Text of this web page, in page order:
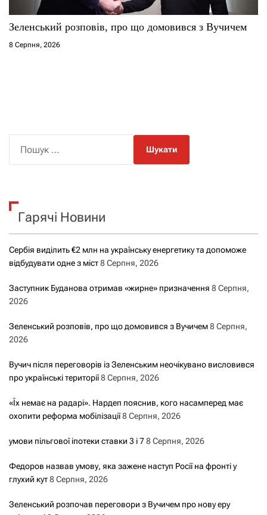
Зеленський розповів, про що домовився з Вучичем
8 Серпня, 2026
к
Гарячі Новини
Сербія виділить €2 млн на українську енергетику та допоможе
відбудувати одне з міст8 Серпня, 2026
Заступник Буданова отримав «жирне» призначення 8 Серпня,
2026
Зеленський розповів, про що домовився з Вучичем8 Серпня,
2026
Вучич після переговорів із Зеленським неочікувано висловився
про українські території8 Серпня, 2026
«Їх немає на радарі». Нардеп пояснив, кого насамперед має
охопити реформа мобілізації8 Серпня, 2026
умови пільгової іпотеки ставки 3 і 78 Серпня, 2026
Федоров назвав умову, яка зажене наступ Росії на фронті у
глухий кут8 Серпня, 2026
Зеленський розпочав переговори з Вучичем про нову еру